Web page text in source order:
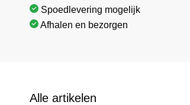
Spoedlevering mogelijk
Afhalen en bezorgen
Alle artikelen